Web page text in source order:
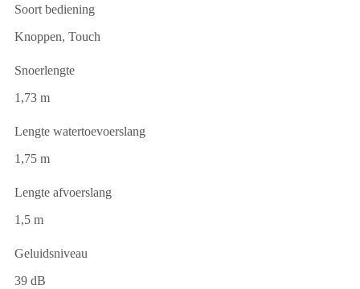
Soort bediening
Knoppen, Touch
Snoerlengte
1,73 m
Lengte watertoevoerslang
1,75 m
Lengte afvoerslang
1,5 m
Geluidsniveau
39 dB